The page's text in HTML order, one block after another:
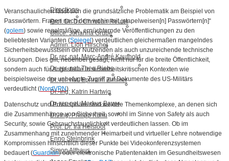
Directions
Prof. Dr. Dr. Christian Reuter
Office: Johanna Grube
Admin: Lion Hirschel
Dr. rer. nat. Marc-André Kaufhold
Dr. rer. nat. Thea Riebe
Dr. rer. nat. Ephraim Zimmer
Dr.-Ing. Katrin Hartwig
Dr. rer. nat. Markus Bayer
Dr.-Ing. Philipp Kühn
Prof. Dr. Ira Helsloot
Enno Steinbrink
Simon Althaus
Veranschaulichen lässt sich die grundsätzliche Problematik am Beispiel von
Passwörtern. Fragen nach dem wohin mit „stapelweisen[n] Passwörtern[n]“
(golem) sowie regelmäßige, ernüchternde Veröffentlichungen zu den
beliebtesten Varianten (Spiegel ) verdeutlichen gleichermaßen mangelndes
Sicherheitsbewusstsein der Nutzenden als auch unzureichende technische
Lösungen. Dies gilt, nebenbei gesagt, nicht nur für die breite Öffentlichkeit,
sondern auch für Angestellte in sicherheitskritischen Kontexten wie
beispielsweise der unbefugte Zugriff auf Dokumente des US-Militärs
verdeutlicht (NordVPN).
Datenschutz und Privatsphäre sind weitere Themenkomplexe, an denen sich
die Zusammenhänge von Sicherheit, sowohl im Sinne von Safety als auch
Security, sowie Gebrauchstauglichkeit verdeutlichen lassen. Ob im
Zusammenhang mit zunehmender Heimarbeit und virtueller Lehre notwendige
Kompromissen hinsichtlich dieser Punkte bei Videokonferenzsystemen
bedauert (Guardian) oder elektronische Patientenakten im Gesundheitswesen